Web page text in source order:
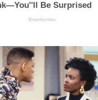
Be Surprised
Brainberries